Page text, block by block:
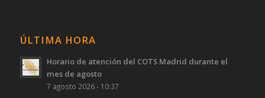
ÚLTIMA HORA
Horario de atención del COTS Madrid durante el
mes de agosto
7 agosto 2026 - 10:37